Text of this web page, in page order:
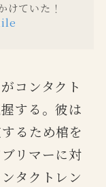
けていた！
コンタクト
する。彼は
るため棺を
リマーに対
タクトレン